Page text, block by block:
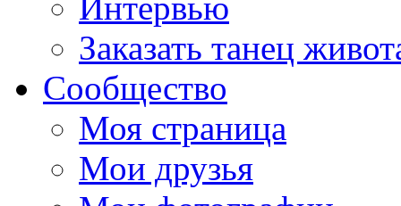
Интервью
Заказать танец
Сообщество
Моя страница
Мои друзья